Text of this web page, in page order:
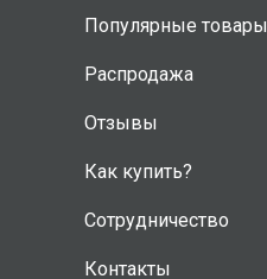
Популярные товары
Распродажа
Отзывы
Как купить?
Сотрудничество
Контакты